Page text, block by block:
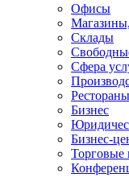
Офисы
Склады
Сфера
Бизнес
Бизнес-
Торговые